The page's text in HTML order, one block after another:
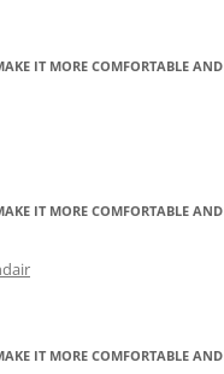
IT MORE COMFORTABLE
IT MORE COMFORTABLE
IT MORE COMFORTABLE